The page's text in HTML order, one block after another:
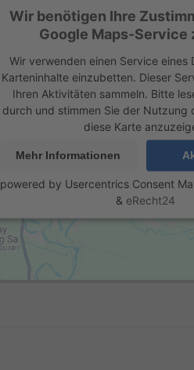
Wir benötigen Ihre
Google Maps-Service
Wir verwenden einen Service eines
Karteninhalte einzubetten. Dieser
Ihren Aktivitäten sammeln. Bitte
durch und stimmen Sie der Nutzung
diese Karte
Mehr Informationen
powered by Usercentrics Consent
& eRecht24